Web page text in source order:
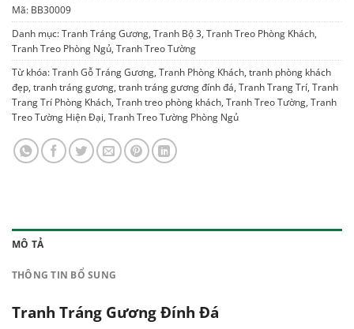
Mã: BB30009
Danh mục:Tranh Tráng Gương, Tranh Bộ 3, Tranh Treo Phòng Khách,
Tranh Treo Phòng Ngủ, Tranh Treo Tường
Từ khóa:Tranh Gỗ Tráng Gương, Tranh Phòng Khách, tranh phòng khách
đẹp, tranh tráng gương, tranh tráng gương đính đá, Tranh Trang Trí, Tranh
Trang Trí Phòng Khách, Tranh treo phòng khách, Tranh Treo Tường, Tranh
Treo Tường Hiện Đại, Tranh Treo Tường Phòng Ngủ
MÔ TẢ
THÔNG TIN BỔ SUNG
Tranh Tráng Gương Đính Đá